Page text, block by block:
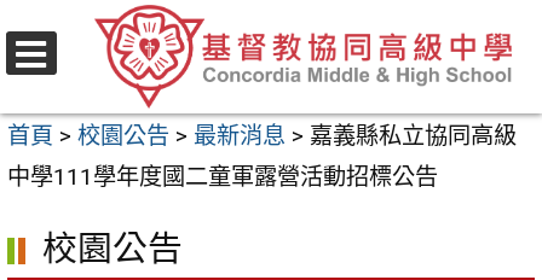
至
要
內
區
首頁 > 校園公告 > 最新消息 > 嘉義縣私立協同高級
中學111學年度國二童軍露營活動招標公告
校園公告
選
單